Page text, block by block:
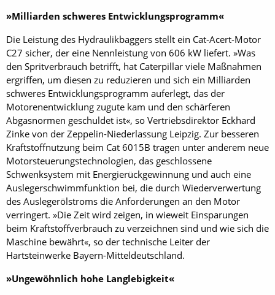
»Milliarden schweres Entwicklungsprogramm«
Die Leistung des Hydraulikbaggers stellt ein Cat-Acert-Motor
C27 sicher, der eine Nennleistung von 606 kW liefert. »Was
den Spritverbrauch betrifft, hat Caterpillar viele Maßnahmen
ergriffen, um diesen zu reduzieren und sich ein Milliarden
schweres Entwicklungsprogramm auferlegt, das der
Motorenentwicklung zugute kam und den schärferen
Abgasnormen geschuldet ist«, so Vertriebsdirektor Eckhard
Zinke von der Zeppelin-Niederlassung Leipzig. Zur besseren
Kraftstoffnutzung beim Cat 6015B tragen unter anderem neue
Motorsteuerungstechnologien, das geschlossene
Schwenksystem mit Energierückgewinnung und auch eine
Auslegerschwimmfunktion bei, die durch Wiederverwertung
des Auslegerölstroms die Anforderungen an den Motor
verringert. »Die Zeit wird zeigen, in wieweit Einsparungen
beim Kraftstoff­verbrauch zu verzeichnen sind und wie sich die
Maschine bewährt«, so der technische Leiter der
Hartsteinwerke Bayern-Mitteldeutschland.
»Ungewöhnlich hohe Langlebigkeit«